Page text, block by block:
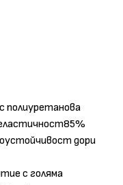
полиуретанова
дори
с голяма